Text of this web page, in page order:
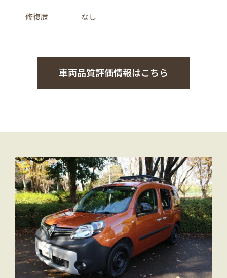
修復歴 なし
車両品質評価情報はこちら